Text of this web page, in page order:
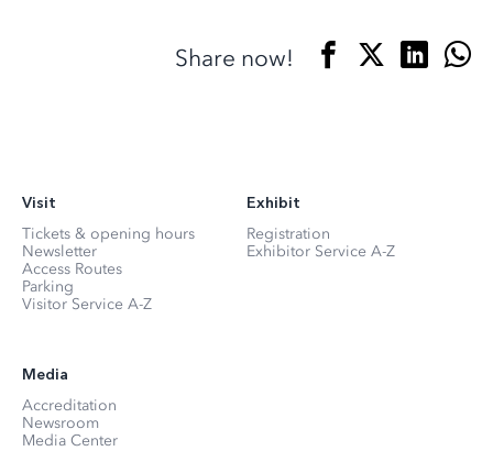
Share now!
Visit
Tickets & opening hours
Newsletter
Access Routes
Parking
Visitor Service A-Z
Exhibit
Registration
Exhibitor Service A-Z
Media
Accreditation
Newsroom
Media Center